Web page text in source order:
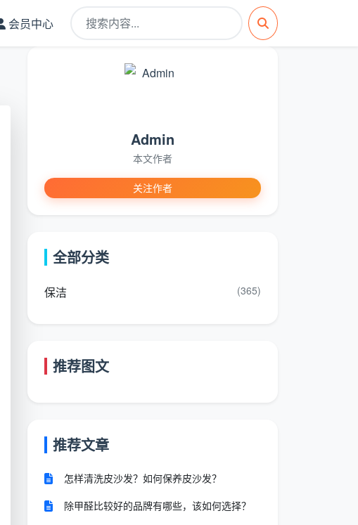
会员中心
Admin
本文作者
关注作者
全部分类
保洁 (365)
推荐图文
推荐文章
怎样清洗皮沙发？如何保养皮沙发？
除甲醛比较好的品牌有哪些，该如何选择？